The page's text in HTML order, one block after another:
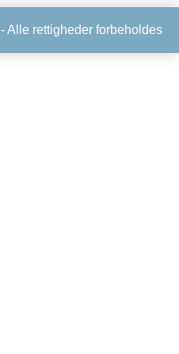
- Alle rettigheder forbeholdes